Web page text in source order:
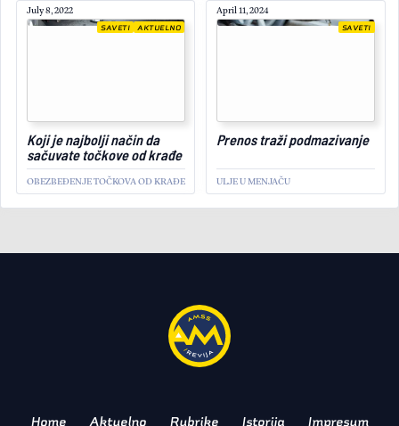
July 8, 2022
Koji je najbolji način da
sačuvate točkove od krađe
OBEZBEĐENJE TOČKOVA OD KRAĐE
SAVETI AKTUELNO
April 11, 2024
Prenos traži podmazivanje
ULJE U MENJAČU
SAVETI
vozila
Home Aktuelno Rubrike Istorija Impresum